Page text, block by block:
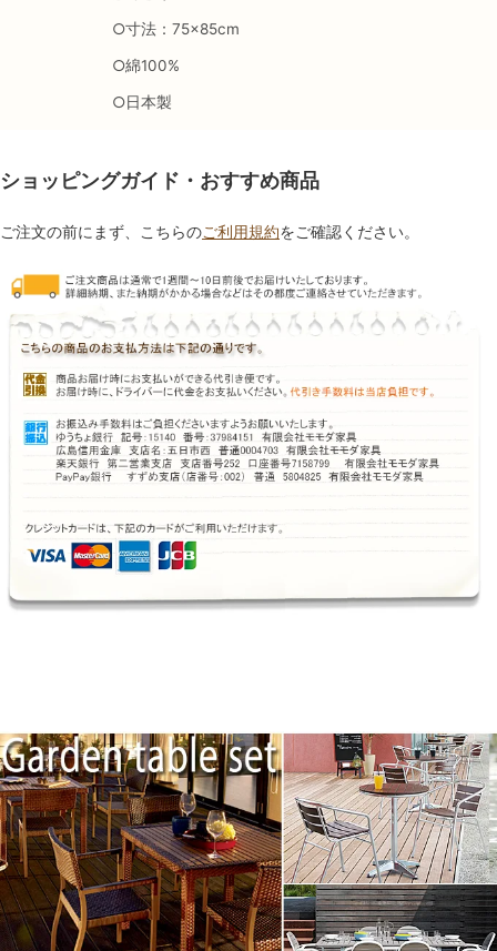
○寸法：75×85cm
○綿100%
○日本製
ショッピングガイド・おすすめ商品
ご注文の前にまず、こちらのご利用規約をご確認ください。